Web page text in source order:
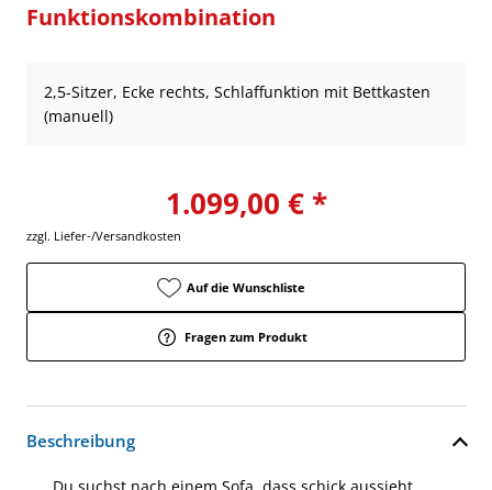
Funktionskombination
2,5-Sitzer, Ecke rechts, Schlaffunktion mit Bettkasten
(manuell)
1.099,00 € *
zzgl. Liefer-/Versandkosten
Auf die Wunschliste
Fragen zum Produkt
Beschreibung